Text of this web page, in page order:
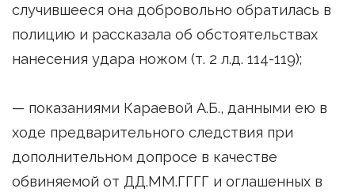
случившееся она добровольно обратилась в
полицию и рассказала об обстоятельствах
нанесения удара ножом (т. 2 л.д. 114-119);
— показаниями Караевой А.Б., данными ею в
ходе предварительного следствия при
дополнительном допросе в качестве
обвиняемой от ДД.ММ.ГГГГ и оглашенных в